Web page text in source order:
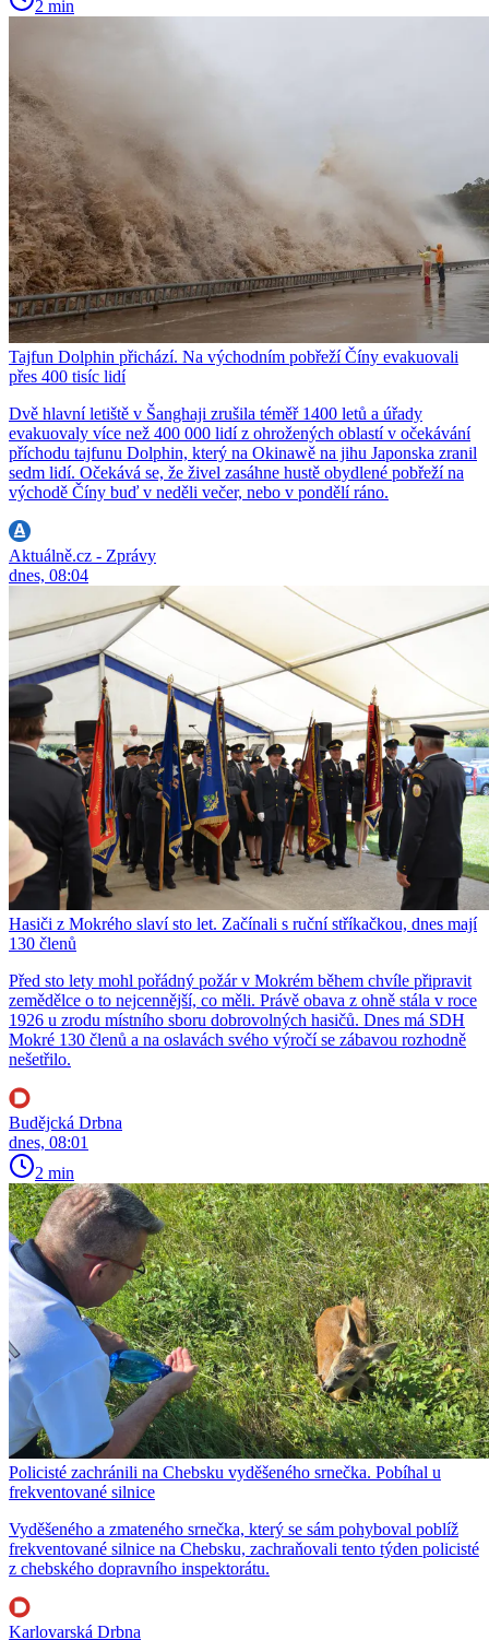
2 min
Tajfun Dolphin přichází. Na východním pobřeží Číny evakuovali
přes 400 tisíc lidí
Dvě hlavní letiště v Šanghaji zrušila téměř 1400 letů a úřady
evakuovaly více než 400 000 lidí z ohrožených oblastí v očekávání
příchodu tajfunu Dolphin, který na Okinawě na jihu Japonska zranil
sedm lidí. Očekává se, že živel zasáhne hustě obydlené pobřeží na
východě Číny buď v neděli večer, nebo v pondělí ráno.
Aktuálně.cz - Zprávy
dnes, 08:04
Hasiči z Mokrého slaví sto let. Začínali s ruční stříkačkou, dnes mají
130 členů
Před sto lety mohl pořádný požár v Mokrém během chvíle připravit
zemědělce o to nejcennější, co měli. Právě obava z ohně stála v roce
1926 u zrodu místního sboru dobrovolných hasičů. Dnes má SDH
Mokré 130 členů a na oslavách svého výročí se zábavou rozhodně
nešetřilo.
Budějcká Drbna
dnes, 08:01
2 min
Policisté zachránili na Chebsku vyděšeného srnečka. Pobíhal u
frekventované silnice
Vyděšeného a zmateného srnečka, který se sám pohyboval poblíž
frekventované silnice na Chebsku, zachraňovali tento týden policisté
z chebského dopravního inspektorátu.
Karlovarská Drbna